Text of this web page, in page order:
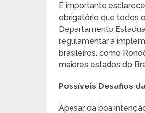
É importante
obrigatório que todos
Departamento
regulamentar a
brasileiros, como
maiores estados do
Possíveis Desafios
Apesar da boa